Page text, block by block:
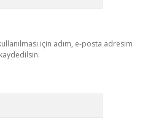
için adım, e-posta adresim